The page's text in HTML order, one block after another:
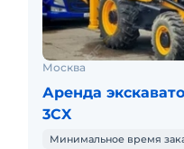
Москва
Аренда
3CX
Минимальное время